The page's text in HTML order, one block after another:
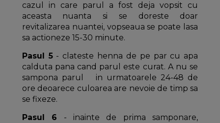
cazul in care parul a fost deja vopsit cu
aceasta nuanta si se doreste doar
revitalizarea nuantei, vopseaua se poate lasa
sa actioneze 15-30 minute.
Pasul 5- clateste henna de pe par cu apa
calduta pana cand parul este curat. A nu se
sampona parul in urmatoarele 24-48 de
ore deoarece culoarea are nevoie de timp sa
se fixeze.
Pasul 6 - inainte de prima samponare,